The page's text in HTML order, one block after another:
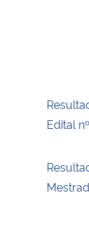
Edital